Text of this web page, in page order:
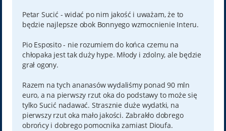
Petar Sucić - widać po nim jakość i uważam, że to
będzie najlepsze obok Bonnyego wzmocnienie Interu.
Pio Esposito - nie rozumiem do końca czemu na
chłopaka jest tak duży hype. Młody i zdolny, ale będzie
grał ogony.
Razem na tych ananasów wydaliśmy ponad 90 mln
euro, a na pierwszy rzut oka do podstawy to może się
tylko Sucić nadawać. Strasznie duże wydatki, na
pierwszy rzut oka mało jakości. Zabrakło dobrego
obrońcy i dobrego pomocnika zamiast Dioufa.